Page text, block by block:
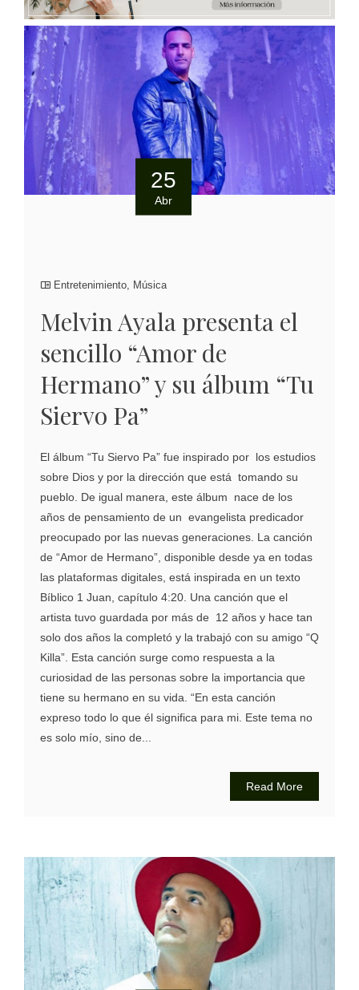
25
Abr
Entretenimiento, Música
Melvin Ayala presenta el
sencillo “Amor de
Hermano” y su álbum “Tu
Siervo Pa”
El álbum “Tu Siervo Pa” fue inspirado por los estudios
sobre Dios y por la dirección que está tomando su
pueblo. De igual manera, este álbum nace de los
años de pensamiento de un evangelista predicador
preocupado por las nuevas generaciones. La canción
de “Amor de Hermano”, disponible desde ya en todas
las plataformas digitales, está inspirada en un texto
Bíblico 1 Juan, capítulo 4:20. Una canción que el
artista tuvo guardada por más de 12 años y hace tan
solo dos años la completó y la trabajó con su amigo “Q
Killa”. Esta canción surge como respuesta a la
curiosidad de las personas sobre la importancia que
tiene su hermano en su vida. “En esta canción
expreso todo lo que él significa para mi. Este tema no
es solo mío, sino de...
Read More